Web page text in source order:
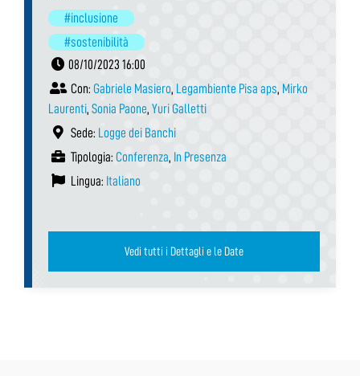
#inclusione
#sostenibilità
08/10/2023 16:00
Con: Gabriele Masiero, Legambiente Pisa aps, Mirko
Laurenti, Sonia Paone, Yuri Galletti
Sede: Logge dei Banchi
Tipologia: Conferenza, In Presenza
Lingua: Italiano
Vedi tutti i Dettagli e le Date